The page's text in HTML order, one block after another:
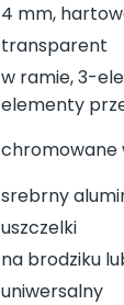
4 mm,
transparent
w ramie, 3-
elementy
chromowane
srebrny
uszczelki
na brodziku
uniwersalny